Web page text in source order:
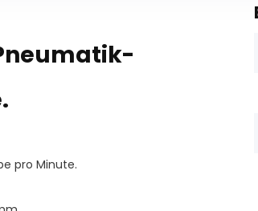
pro Minute.